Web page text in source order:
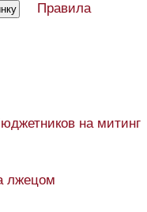
Правила
на митинг
лжецом